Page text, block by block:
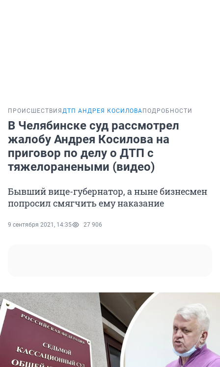
ПРОИСШЕСТВИЯ ДТП АНДРЕЯ КОСИЛОВА ПОДРОБНОСТИ
В Челябинске суд рассмотрел
жалобу Андрея Косилова на
приговор по делу о ДТП с
тяжелоранеными (видео)
Бывший вице-губернатор, а ныне бизнесмен
попросил смягчить ему наказание
9 сентября 2021, 14:35 27 906